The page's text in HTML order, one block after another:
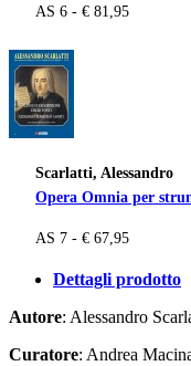
AS 6 - € 81,95
Scarlatti, Alessandro
Opera Omnia per
AS 7 - € 67,95
Dettagli prodotto
Autore: Alessandro
Curatore: Andrea